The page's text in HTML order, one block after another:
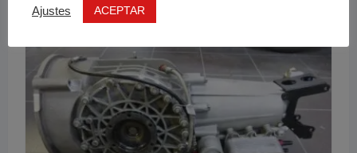
Ajustes ACEPTAR